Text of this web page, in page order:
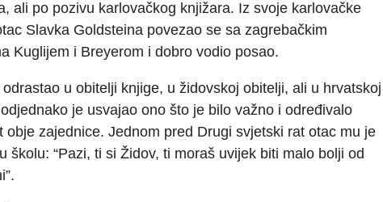
ali po pozivu karlovačkog knjižara. Iz svoje karlovačke
Slavka Goldsteina povezao se sa zagrebačkim
Kuglijem i Breyerom i dobro vodio posao.
u obitelji knjige, u židovskoj obitelji, ali u hrvatskoj
je usvajao ono što je bilo važno i određivalo
obje zajednice. Jednom pred Drugi svjetski rat otac mu je
školu: “Pazi, ti si Židov, ti moraš uvijek biti malo bolji od